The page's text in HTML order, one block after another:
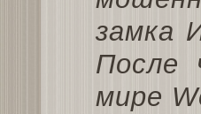
замка
После
мире